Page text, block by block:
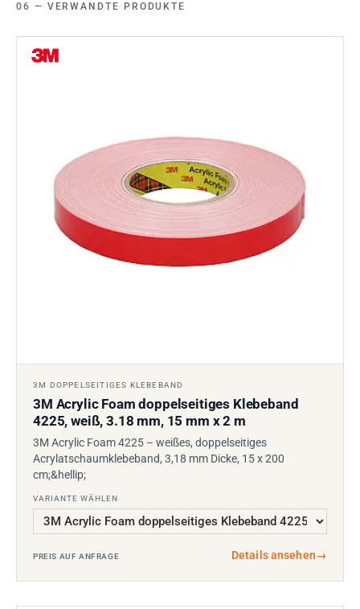
VERWANDTE PRODUKTE
3M DOPPELSEITIGES KLEBEBAND
3M Acrylic Foam doppelseitiges Klebeband
4225, weiß, 3.18 mm, 15 mm x 2 m
3M Acrylic Foam 4225 – weißes, doppelseitiges
Acrylatschaumklebeband, 3,18 mm Dicke, 15 x 200
cm;&hellip;
VARIANTE WÄHLEN
PREIS AUF ANFRAGE Details ansehen→